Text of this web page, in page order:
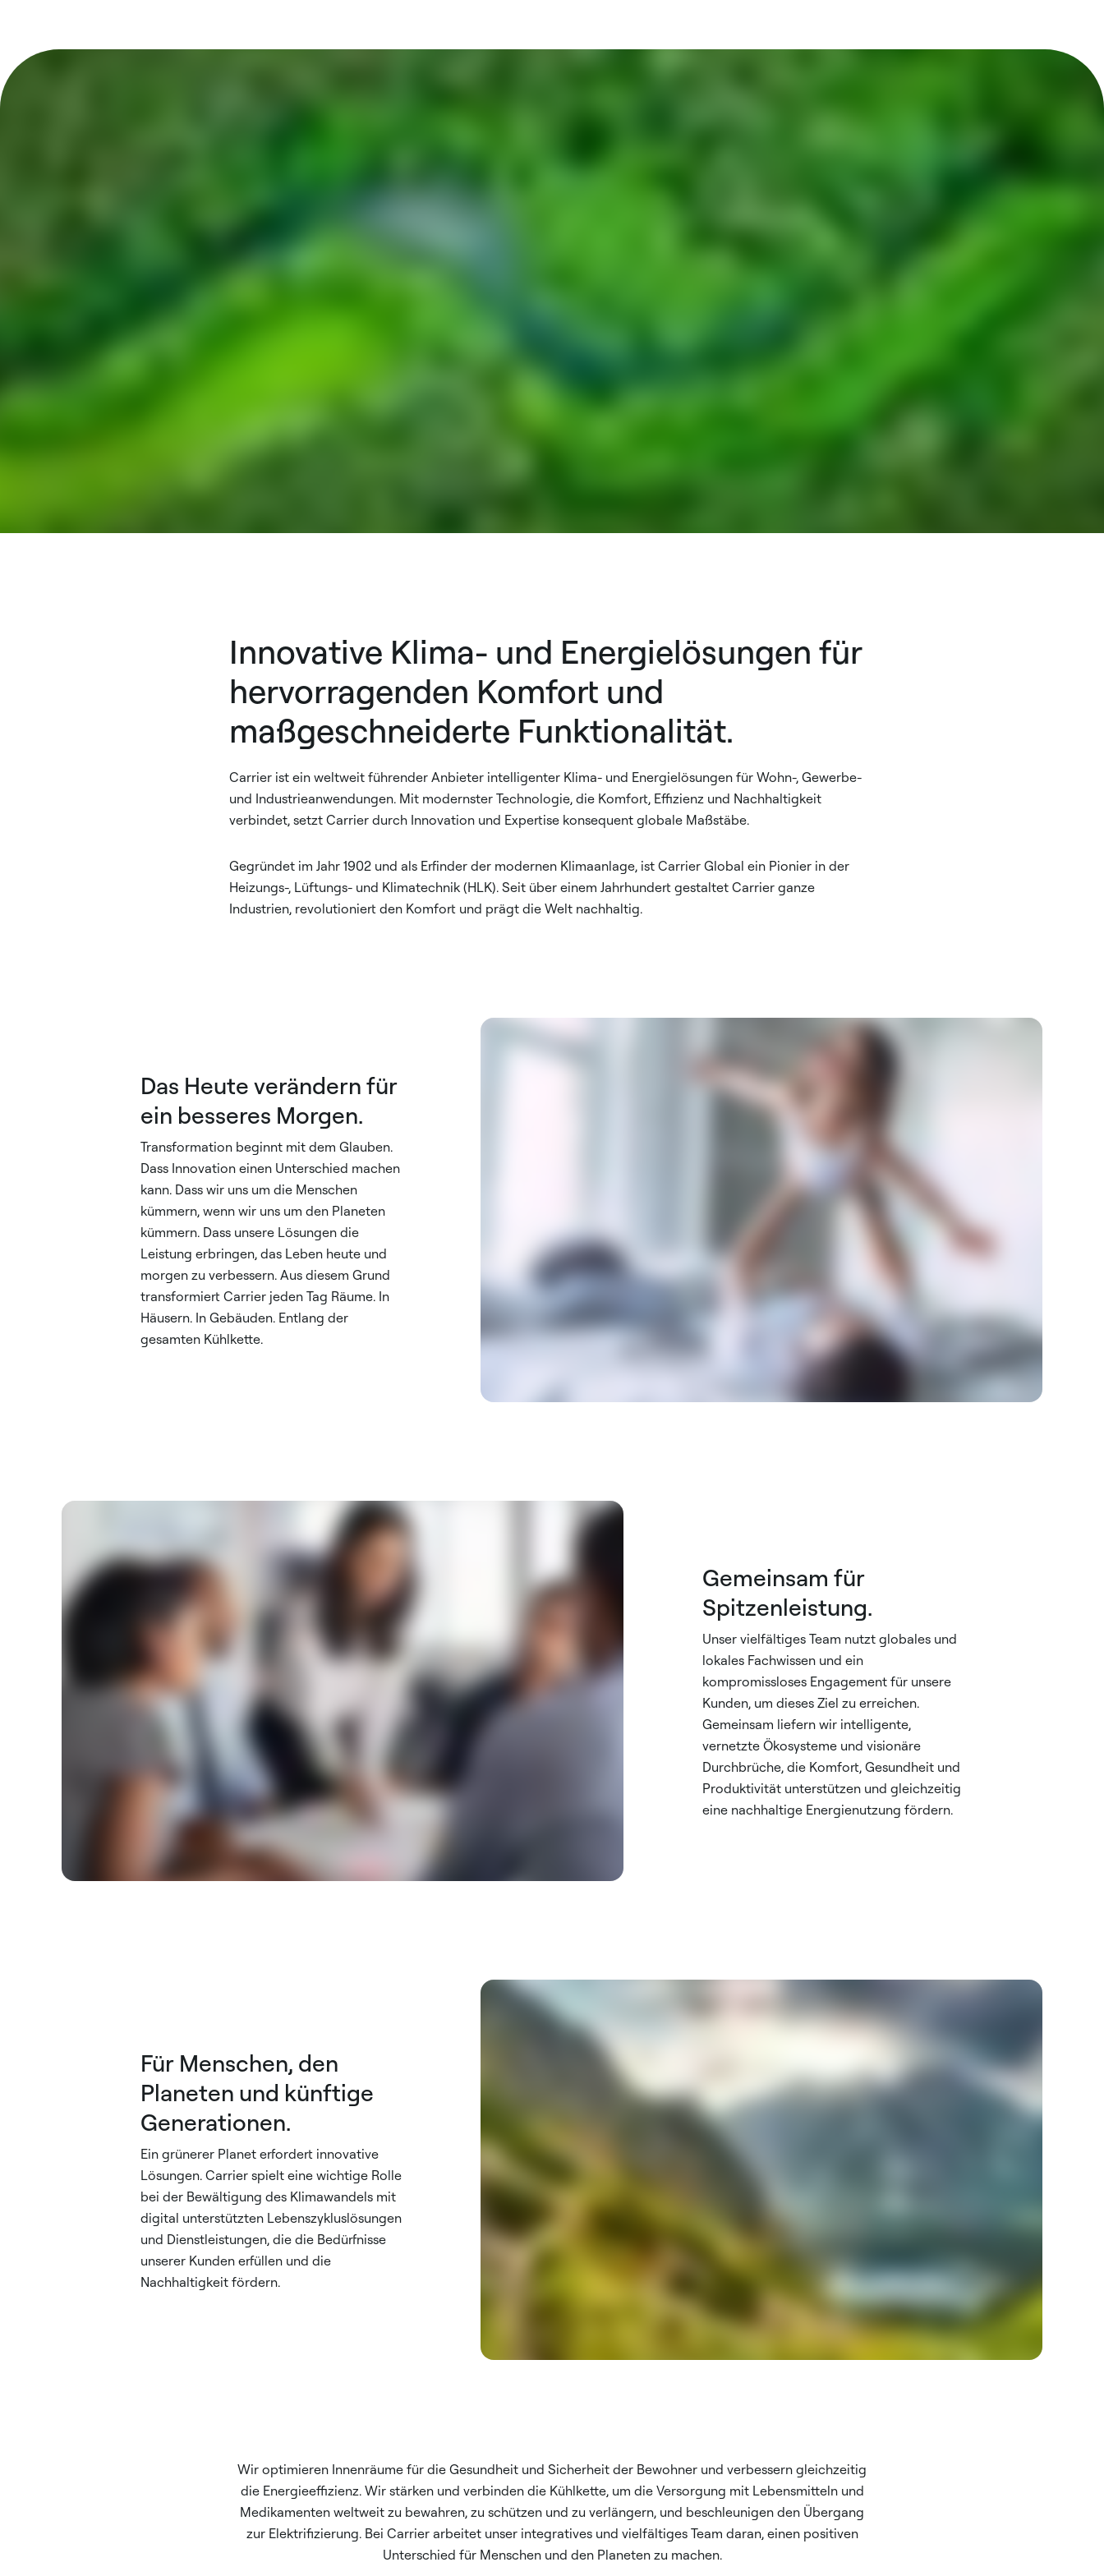
Innovative Klima- und Energielösungen für
hervorragenden Komfort und
maßgeschneiderte Funktionalität.
Carrier ist ein weltweit führender Anbieter intelligenter Klima- und Energielösungen für Wohn-, Gewerbe-
und Industrieanwendungen. Mit modernster Technologie, die Komfort, Effizienz und Nachhaltigkeit
verbindet, setzt Carrier durch Innovation und Expertise konsequent globale Maßstäbe.
Gegründet im Jahr 1902 und als Erfinder der modernen Klimaanlage, ist Carrier Global ein Pionier in der
Heizungs-, Lüftungs- und Klimatechnik (HLK). Seit über einem Jahrhundert gestaltet Carrier ganze
Industrien, revolutioniert den Komfort und prägt die Welt nachhaltig.
Das Heute verändern für
ein besseres Morgen.
Transformation beginnt mit dem Glauben.
Dass Innovation einen Unterschied machen
kann. Dass wir uns um die Menschen
kümmern, wenn wir uns um den Planeten
kümmern. Dass unsere Lösungen die
Leistung erbringen, das Leben heute und
morgen zu verbessern. Aus diesem Grund
transformiert Carrier jeden Tag Räume. In
Häusern. In Gebäuden. Entlang der
gesamten Kühlkette.
Gemeinsam für
Spitzenleistung.
Unser vielfältiges Team nutzt globales und
lokales Fachwissen und ein
kompromissloses Engagement für unsere
Kunden, um dieses Ziel zu erreichen.
Gemeinsam liefern wir intelligente,
vernetzte Ökosysteme und visionäre
Durchbrüche, die Komfort, Gesundheit und
Produktivität unterstützen und gleichzeitig
eine nachhaltige Energienutzung fördern.
Für Menschen, den
Planeten und künftige
Generationen.
Ein grünerer Planet erfordert innovative
Lösungen. Carrier spielt eine wichtige Rolle
bei der Bewältigung des Klimawandels mit
digital unterstützten Lebenszykluslösungen
und Dienstleistungen, die die Bedürfnisse
unserer Kunden erfüllen und die
Nachhaltigkeit fördern.
Wir optimieren Innenräume für die Gesundheit und Sicherheit der Bewohner und verbessern gleichzeitig
die Energieeffizienz. Wir stärken und verbinden die Kühlkette, um die Versorgung mit Lebensmitteln und
Medikamenten weltweit zu bewahren, zu schützen und zu verlängern, und beschleunigen den Übergang
zur Elektrifizierung. Bei Carrier arbeitet unser integratives und vielfältiges Team daran, einen positiven
Unterschied für Menschen und den Planeten zu machen.